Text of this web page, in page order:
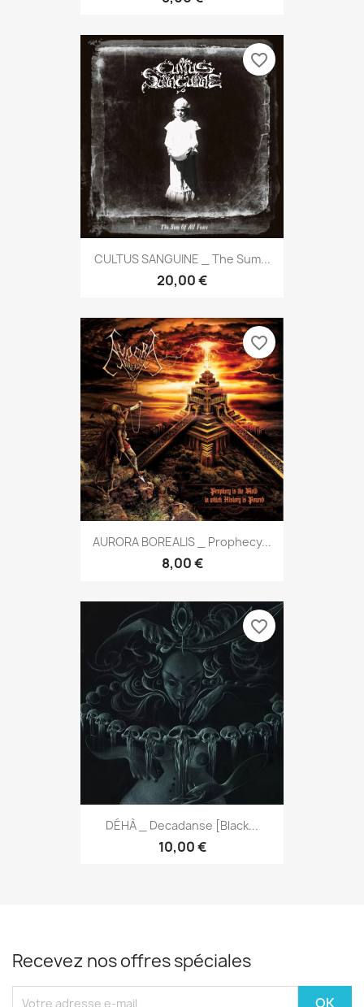
CULTUS SANGUINE _ The Sum...
20,00 €
favorite_border
AURORA BOREALIS _ Prophecy...
8,00 €
favorite_border
DÉHÀ _ Decadanse [Black...
10,00 €
favorite_border
Recevez nos offres spéciales